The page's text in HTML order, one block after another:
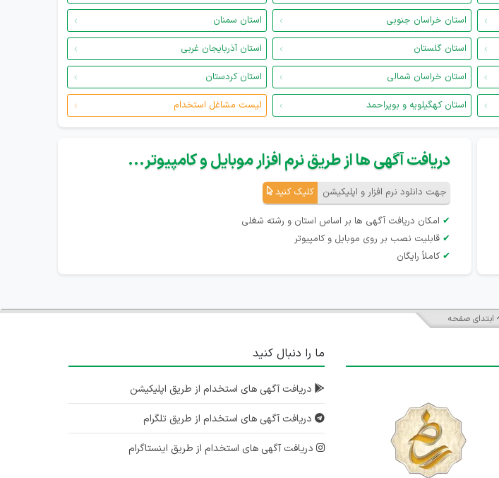
استان خراسان جنوبی
استان سمنان
استان گلستان
استان آذربایجان غربی
استان خراسان شمالی
استان کردستان
استان کهگیلویه و بویراحمد لیست مشاغل استخدام
دریافت آگهی ها از طریق نرم افزار موبایل و کامپیوتر...
جهت دانلود نرم افزار و اپلیکیشن کلیک کنید
✔ امکان دریافت آگهی ها بر اساس استان و رشته شغلی
✔ قابلیت نصب بر روی موبایل و کامپیوتر
✔ کاملاً رایگان
ابتدای صفحه
ما را دنبال کنید
دریافت آگهی های استخدام از طریق اپلیکیشن
دریافت آگهی های استخدام از طریق تلگرام
دریافت آگهی های استخدام از طریق اینستاگرام